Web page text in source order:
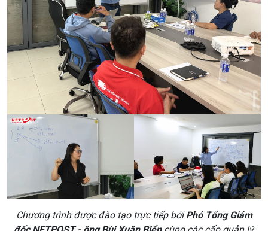
Chương trình được đào tạo trực tiếp bởiPhó Tổng Giám